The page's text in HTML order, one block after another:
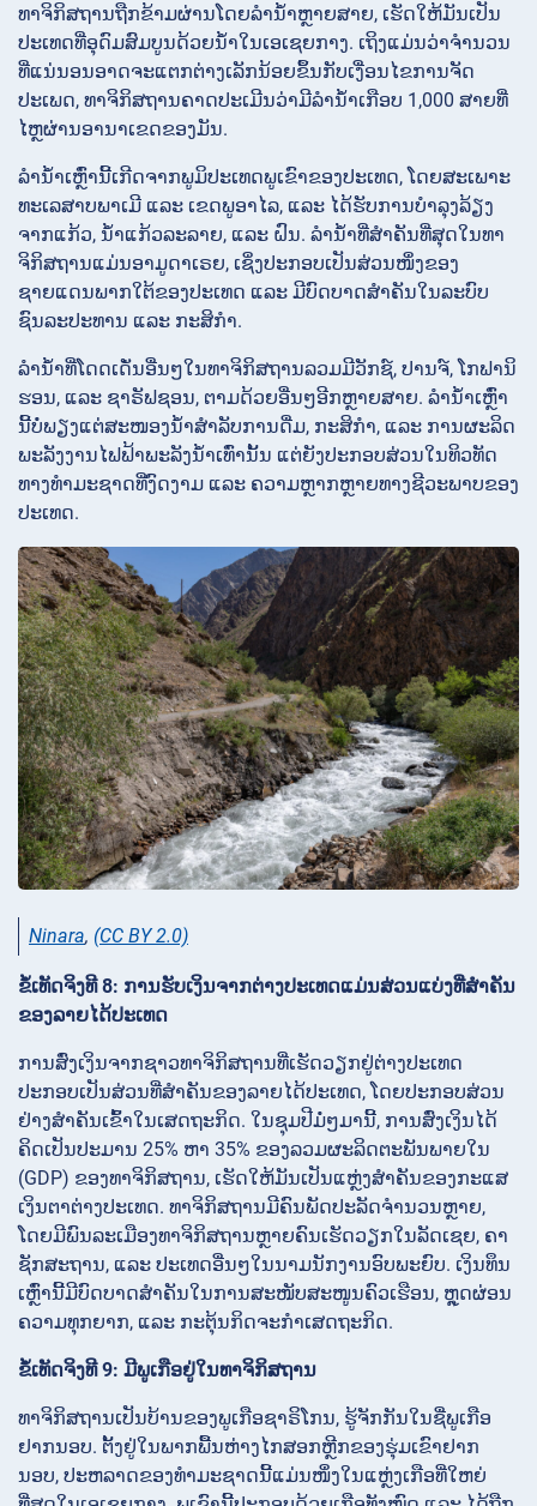
ທາຈິກິສຖານຖືກຂ້າມຜ່ານໂດຍລຳນ້ຳຫຼາຍສາຍ, ເຮັດໃຫ້ມັນເປັນ
ປະເທດທີ່ອຸດົມສົມບູນດ້ວຍນ້ຳໃນເອເຊຍກາງ. ເຖິງແມ່ນວ່າຈຳນວນ
ທີ່ແນ່ນອນອາດຈະແຕກຕ່າງເລັກນ້ອຍຂຶ້ນກັບເງື່ອນໄຂການຈັດ
ປະເພດ, ທາຈິກິສຖານຄາດປະເມີນວ່າມີລຳນ້ຳເກືອບ 1,000 ສາຍທີ່
ໄຫຼຜ່ານອານາເຂດຂອງມັນ.
ລຳນ້ຳເຫຼົ່ານີ້ເກີດຈາກພູມິປະເທດພູເຂົາຂອງປະເທດ, ໂດຍສະເພາະ
ທະເລສາບພາເມີ ແລະ ເຂດພູອາໄລ, ແລະ ໄດ້ຮັບການບຳລຸງລ້ຽງ
ຈາກແກ້ວ, ນ້ຳແກ້ວລະລາຍ, ແລະ ຝົນ. ລຳນ້ຳທີ່ສຳຄັນທີ່ສຸດໃນທາ
ຈິກິສຖານແມ່ນອາມູດາເຣຍ, ເຊິ່ງປະກອບເປັນສ່ວນໜຶ່ງຂອງ
ຊາຍແດນພາກໃຕ້ຂອງປະເທດ ແລະ ມີບົດບາດສຳຄັນໃນລະບົບ
ຊົນລະປະທານ ແລະ ກະສິກຳ.
ລຳນ້ຳທີ່ໂດດເດັ່ນອື່ນໆໃນທາຈິກິສຖານລວມມີວັກຊ໌, ປານຈ໌, ໂກຟານິ
ຮອນ, ແລະ ຊາຣັຟຊອນ, ຕາມດ້ວຍອື່ນໆອີກຫຼາຍສາຍ. ລຳນ້ຳເຫຼົ່າ
ນີ້ບໍ່ພຽງແຕ່ສະໜອງນ້ຳສຳລັບການດື່ມ, ກະສິກຳ, ແລະ ການຜະລິດ
ພະລັງງານໄຟຟ້າພະລັງນ້ຳເທົ່ານັ້ນ ແຕ່ຍັງປະກອບສ່ວນໃນທິວທັດ
ທາງທຳມະຊາດທີ່ງົດງາມ ແລະ ຄວາມຫຼາກຫຼາຍທາງຊີວະພາບຂອງ
ປະເທດ.
Ninara, (CC BY 2.0)
ຂໍ້ເທັດຈິງທີ 8: ການຮັບເງິນຈາກຕ່າງປະເທດແມ່ນສ່ວນແບ່ງທີ່ສຳຄັນ
ຂອງລາຍໄດ້ປະເທດ
ການສົ່ງເງິນຈາກຊາວທາຈິກິສຖານທີ່ເຮັດວຽກຢູ່ຕ່າງປະເທດ
ປະກອບເປັນສ່ວນທີ່ສຳຄັນຂອງລາຍໄດ້ປະເທດ, ໂດຍປະກອບສ່ວນ
ຢ່າງສຳຄັນເຂົ້າໃນເສດຖະກິດ. ໃນຊຸມປີມໍ່ໆມານີ້, ການສົ່ງເງິນໄດ້
ຄິດເປັນປະມານ 25% ຫາ 35% ຂອງລວມຜະລິດຕະພັນພາຍໃນ
(GDP) ຂອງທາຈິກິສຖານ, ເຮັດໃຫ້ມັນເປັນແຫຼ່ງສຳຄັນຂອງກະແສ
ເງິນຕາຕ່າງປະເທດ. ທາຈິກິສຖານມີຄົນພັດປະລັດຈຳນວນຫຼາຍ,
ໂດຍມີພົນລະເມືອງທາຈິກິສຖານຫຼາຍຄົນເຮັດວຽກໃນລັດເຊຍ, ຄາ
ຊັກສະຖານ, ແລະ ປະເທດອື່ນໆໃນນາມນັກງານອົບພະຍົບ. ເງິນທຶນ
ເຫຼົ່ານີ້ມີບົດບາດສຳຄັນໃນການສະໜັບສະໜູນຄົວເຮືອນ, ຫຼຸດຜ່ອນ
ຄວາມທຸກຍາກ, ແລະ ກະຕຸ້ນກິດຈະກຳເສດຖະກິດ.
ຂໍ້ເທັດຈິງທີ 9: ມີພູເກືອຢູ່ໃນທາຈິກິສຖານ
ທາຈິກິສຖານເປັນບ້ານຂອງພູເກືອຊາຣິໂກນ, ຮູ້ຈັກກັນໃນຊື່ພູເກືອ
ຢາກນອບ. ຕັ້ງຢູ່ໃນພາກພື້ນຫ່າງໄກສອກຫຼີກຂອງຮຸ່ມເຂົາຢາກ
ນອບ, ປະຫລາດຂອງທຳມະຊາດນີ້ແມ່ນໜຶ່ງໃນແຫຼ່ງເກືອທີ່ໃຫຍ່